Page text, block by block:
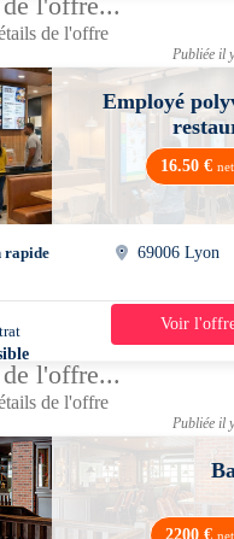
de l'offre
Publiée il
Employé
16.50 €
rapide 69006 Lyon
20h/semaine
Voir
l'offre...
de l'offre
Publiée il
2200 €